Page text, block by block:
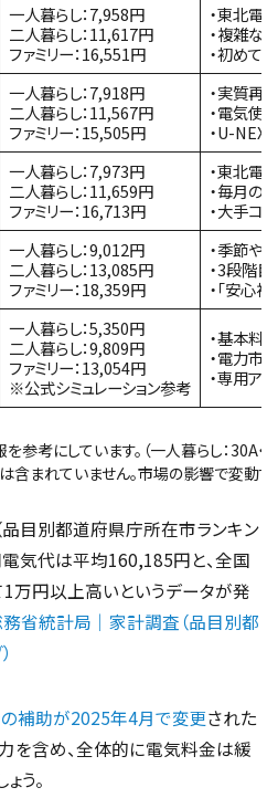
一人暮らし：7,958円
二人暮らし：11,617円
ファミリー：16,551円
・東北電
・複雑な
・初めて
一人暮らし：7,918円
二人暮らし：11,567円
ファミリー：15,505円
・実質再
・電気使
・U-
一人暮らし：7,973円
二人暮らし：11,659円
ファミリー：16,713円
・東北電
・毎月の
・大手コ
一人暮らし：9,012円
二人暮らし：13,085円
ファミリー：18,359円
・季節や
・3段階
・「安心
一人暮らし：5,350円
二人暮らし：9,809円
ファミリー：13,054円
※公式シミュレーション参考
・基本料
・電力市
・専用ア
考にしています。（一人暮らし：30A・
まれていません。市場の影響で変動す
目別都道府県庁所在市ランキン
電気代は平均160,185円と、全国
万円以上高いというデータが発
省統計局｜家計調査（品目別都
補助が2025年4月で変更された
を含め、全体的に電気料金は緩
う。